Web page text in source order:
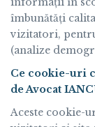
îmbunătăți
vizitatori,
(analize
Ce cookie-uri
de Avocat
Aceste cookie-